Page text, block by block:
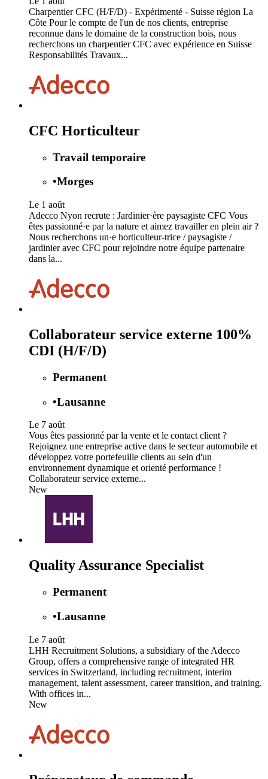
Charpentier CFC (H/F/D) - Expérimenté - Suisse région La
Côte Pour le compte de l'un de nos clients, entreprise
reconnue dans le domaine de la construction bois, nous
recherchons un charpentier CFC avec expérience en Suisse
Responsabilités Travaux...
CFC Horticulteur
Travail temporaire
•Morges
Le 1 août
Adecco Nyon recrute : Jardinier·ère paysagiste CFC Vous
êtes passionné·e par la nature et aimez travailler en plein air ?
Nous recherchons un·e horticulteur-trice / paysagiste /
jardinier avec CFC pour rejoindre notre équipe partenaire
dans la...
Collaborateur service externe 100%
CDI (H/F/D)
Permanent
•Lausanne
Le 7 août
Vous êtes passionné par la vente et le contact client ?
Rejoignez une entreprise active dans le secteur automobile et
développez votre portefeuille clients au sein d'un
environnement dynamique et orienté performance !
Collaborateur service externe...
New
Quality Assurance Specialist
Permanent
•Lausanne
Le 7 août
LHH Recruitment Solutions, a subsidiary of the Adecco
Group, offers a comprehensive range of integrated HR
services in Switzerland, including recruitment, interim
management, talent assessment, career transition, and training.
With offices in...
New